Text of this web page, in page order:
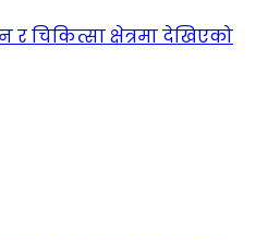
र चिकित्सा क्षेत्रमा देखिएको